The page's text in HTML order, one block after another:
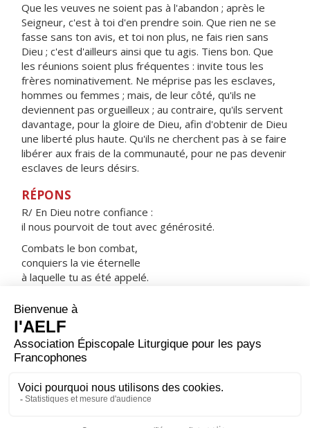
Que les veuves ne soient pas à l'abandon ; après le
Seigneur, c'est à toi d'en prendre soin. Que rien ne se
fasse sans ton avis, et toi non plus, ne fais rien sans
Dieu ; c'est d'ailleurs ainsi que tu agis. Tiens bon. Que
les réunions soient plus fréquentes : invite tous les
frères nominativement. Ne méprise pas les esclaves,
hommes ou femmes ; mais, de leur côté, qu'ils ne
deviennent pas orgueilleux ; au contraire, qu'ils servent
davantage, pour la gloire de Dieu, afin d'obtenir de Dieu
une liberté plus haute. Qu'ils ne cherchent pas à se faire
libérer aux frais de la communauté, pour ne pas devenir
esclaves de leurs désirs.
RÉPONS
R/ En Dieu notre confiance :
il nous pourvoit de tout avec générosité.
Combats le bon combat,
conquiers la vie éternelle
à laquelle tu as été appelé.
mais dans le ciel,
et débordez d'action de grâce.
ORAISON
notre fidélité : car c’est un bonheur durable et profond
de servir constamment le créateur de tout bien.